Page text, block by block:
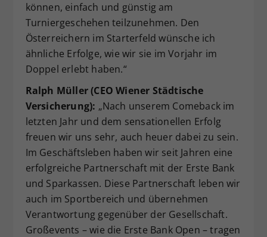
können, einfach und günstig am
Turniergeschehen teilzunehmen. Den
Österreichern im Starterfeld wünsche ich
ähnliche Erfolge, wie wir sie im Vorjahr im
Doppel erlebt haben.“
Ralph Müller (CEO Wiener Städtische
Versicherung): „Nach unserem Comeback im
letzten Jahr und dem sensationellen Erfolg
freuen wir uns sehr, auch heuer dabei zu sein.
Im Geschäftsleben haben wir seit Jahren eine
erfolgreiche Partnerschaft mit der Erste Bank
und Sparkassen. Diese Partnerschaft leben wir
auch im Sportbereich und übernehmen
Verantwortung gegenüber der Gesellschaft.
Großevents – wie die Erste Bank Open – tragen